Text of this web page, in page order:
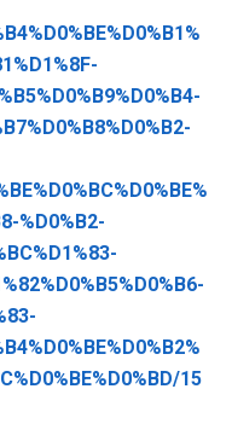
%D0%B2-
15